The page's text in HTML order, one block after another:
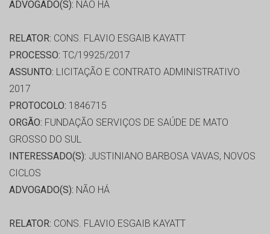
ADVOGADO(S): NÃO HÁ
RELATOR: CONS. FLAVIO ESGAIB KAYATT
PROCESSO: TC/19925/2017
ASSUNTO: LICITAÇÃO E CONTRATO ADMINISTRATIVO
2017
PROTOCOLO: 1846715
ORGÃO: FUNDAÇÃO SERVIÇOS DE SAÚDE DE MATO
GROSSO DO SUL
INTERESSADO(S): JUSTINIANO BARBOSA VAVAS, NOVOS
CICLOS
ADVOGADO(S): NÃO HÁ
RELATOR: CONS. FLAVIO ESGAIB KAYATT